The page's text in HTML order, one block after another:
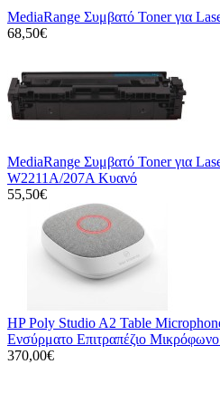
MediaRange Συμβατό Toner για
68,50€
MediaRange Συμβατό Toner για
W2211A/207A Κυανό
55,50€
HP Poly Studio A2 Table
Ενσύρματο Επιτραπέζιο
370,00€